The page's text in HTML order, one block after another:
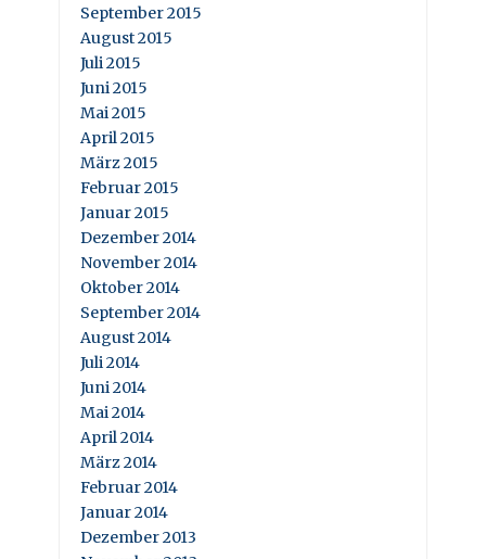
September 2015
August 2015
Juli 2015
Juni 2015
Mai 2015
April 2015
März 2015
Februar 2015
Januar 2015
Dezember 2014
November 2014
Oktober 2014
September 2014
August 2014
Juli 2014
Juni 2014
Mai 2014
April 2014
März 2014
Februar 2014
Januar 2014
Dezember 2013